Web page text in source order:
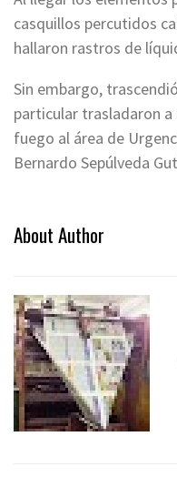
casquillos percutidos
hallaron rastros de
Sin embargo,
particular trasladaron
fuego al área de
Bernardo Sepúlveda
About Author